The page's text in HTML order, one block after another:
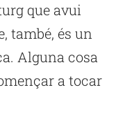
que avui
també, és un
Alguna cosa
a tocar